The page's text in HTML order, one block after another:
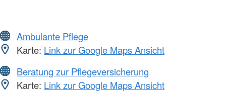
Ambulante Pflege
Karte: Link zur Google Maps Ansicht
Beratung zur Pflegeversicherung
Karte: Link zur Google Maps Ansicht